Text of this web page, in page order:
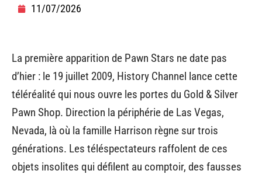
11/07/2026
La première apparition de Pawn Stars ne date pas
d’hier : le 19 juillet 2009, History Channel lance cette
téléréalité qui nous ouvre les portes du Gold & Silver
Pawn Shop. Direction la périphérie de Las Vegas,
Nevada, là où la famille Harrison règne sur trois
générations. Les téléspectateurs raffolent de ces
objets insolites qui défilent au comptoir, des fausses